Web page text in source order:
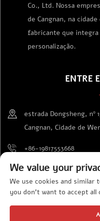
Co., Ltd. Nossa
de Cangnan, na
fabricante que integra
personalização.
ENTRE
estrada Dongsheng, nº
Cangnan, Cidade de
+86-19817553668
[email protected]
Direitos autorais ©
Todos os direitos
We value your
We use cookies and
you don't want to accept all